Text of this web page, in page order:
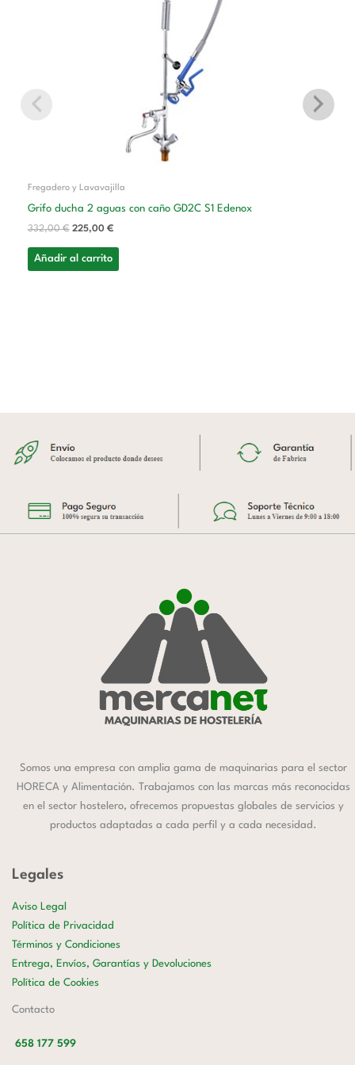
Fregadero y Lavavajilla
Grifo ducha 2 aguas con caño GD2C S1 Edenox
332,00€ 225,00 €
Añadir al carrito
Somos una empresa con amplia gama de maquinarias para el sector
HORECA y Alimentación. Trabajamos con las marcas más reconocidas
en el sector hostelero, ofrecemos propuestas globales de servicios y
productos adaptadas a cada perfil y a cada necesidad.
Legales
Aviso Legal
Política de Privacidad
Términos y Condiciones
Entrega, Envíos, Garantías y Devoluciones
Política de Cookies
Contacto
658 177 599